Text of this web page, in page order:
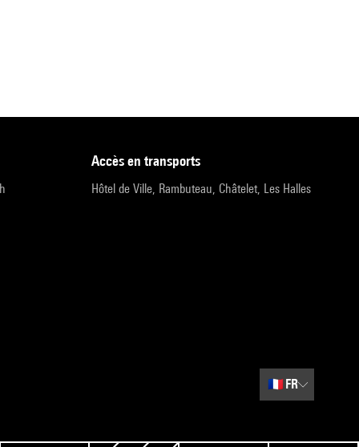
accès en transports
Hôtel de Ville, Rambuteau, Châtelet, Les Halles
🇫🇷 FR